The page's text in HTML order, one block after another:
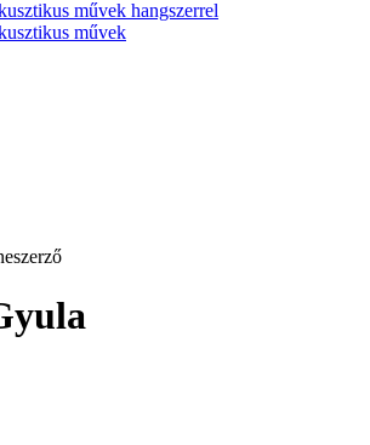
művek hangszerrel
művek